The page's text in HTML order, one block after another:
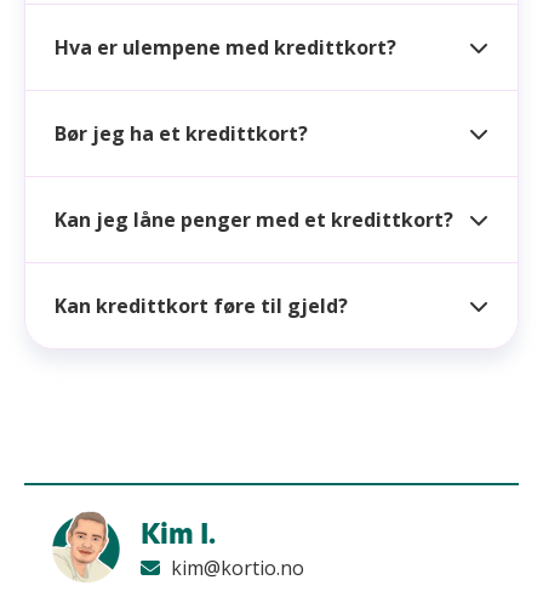
Hva er ulempene med kredittkort?
Bør jeg ha et kredittkort?
Kan jeg låne penger med et kredittkort?
Kan kredittkort føre til gjeld?
Kim I.
kim@kortio.no